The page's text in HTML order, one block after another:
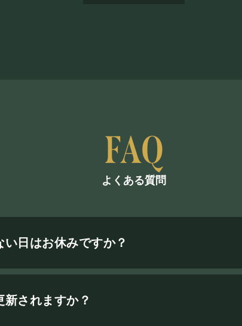
よくある質問
日はお休みですか？
新されますか？